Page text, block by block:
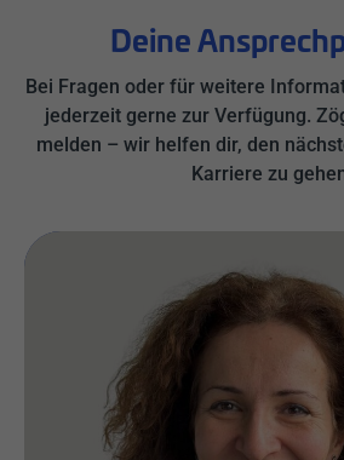
Deine
Bei Fragen oder für weitere
jederzeit gerne zur Verfügung.
melden – wir helfen dir, den
Karriere zu